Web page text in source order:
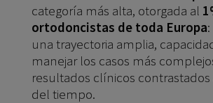
categoría más alta, otorgada al
ortodoncistas de toda Europa
una trayectoria amplia,
manejar los casos más
resultados clínicos contrastados
del tiempo.